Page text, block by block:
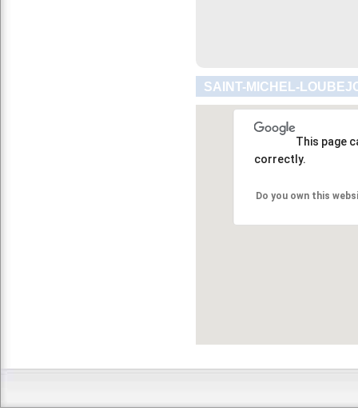
SAINT-MICHEL-
This page
correctly.
Do you own this